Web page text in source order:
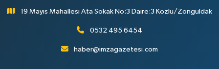
19 Mayıs Mahallesi Ata Sokak No:3 Daire:3 Kozlu/Zonguldak
0532 495 6454
haber@imzagazetesi.com